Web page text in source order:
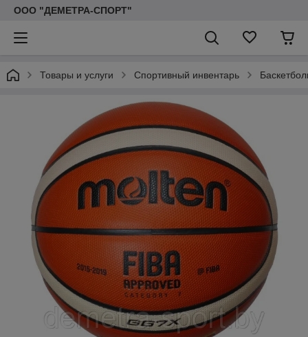
ООО "ДЕМЕТРА-СПОРТ"
Товары и услуги Спортивный инвентарь